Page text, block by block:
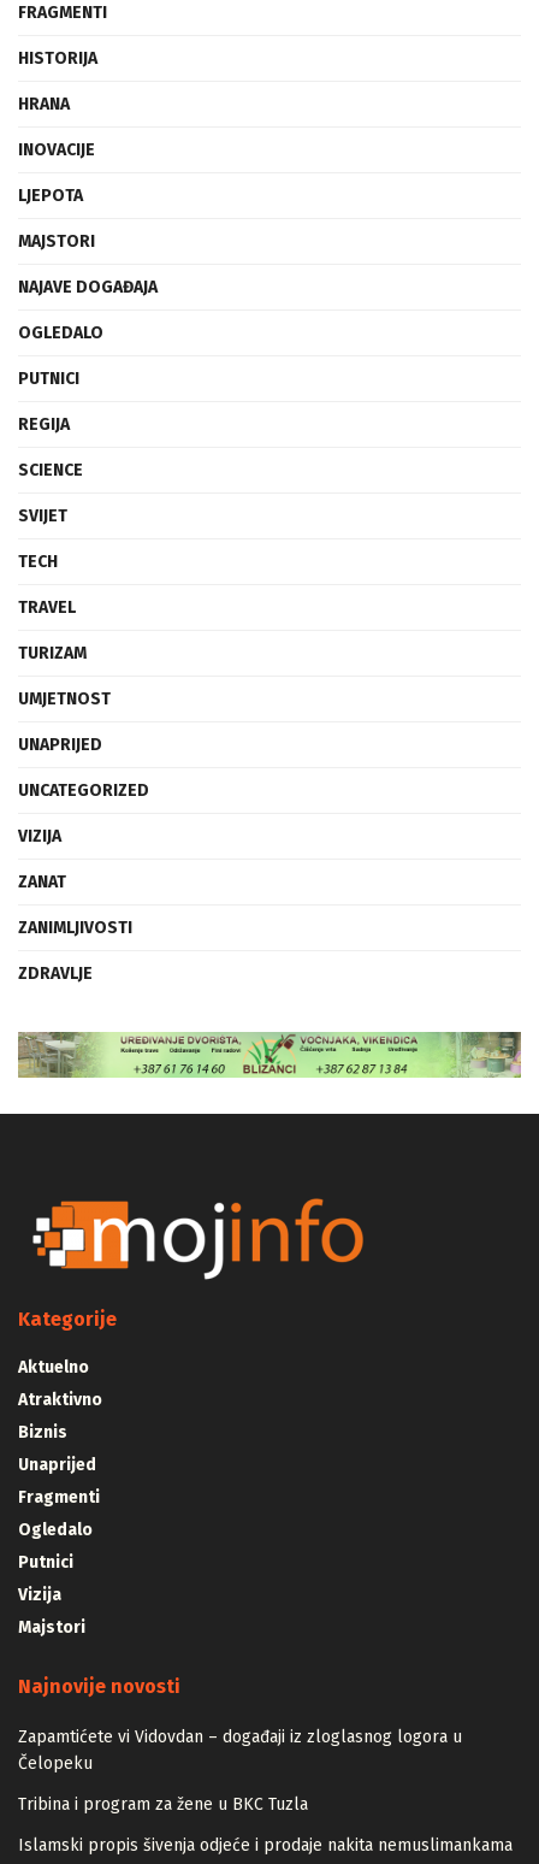
FRAGMENTI
HISTORIJA
HRANA
INOVACIJE
LJEPOTA
MAJSTORI
NAJAVE DOGAĐAJA
OGLEDALO
PUTNICI
REGIJA
SCIENCE
SVIJET
TECH
TRAVEL
TURIZAM
UMJETNOST
UNAPRIJED
UNCATEGORIZED
VIZIJA
ZANAT
ZANIMLJIVOSTI
ZDRAVLJE
Kategorije
Aktuelno
Atraktivno
Biznis
Unaprijed
Fragmenti
Ogledalo
Putnici
Vizija
Majstori
Najnovije novosti
Zapamtićete vi Vidovdan – događaji iz zloglasnog logora u
Čelopeku
Tribina i program za žene u BKC Tuzla
Islamski propis šivenja odjeće i prodaje nakita nemuslimankama